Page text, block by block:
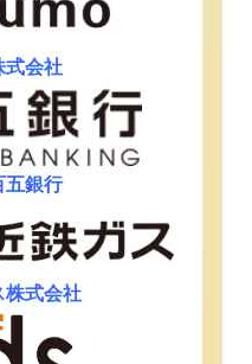
式会社
五銀行
株式会社